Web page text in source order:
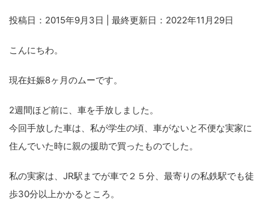
投稿日：2015年9月3日 | 最終更新日：2022年11月29日
こんにちわ。
現在妊娠8ヶ月のムーです。
2週間ほど前に、車を手放しました。
今回手放した車は、私が学生の頃、車がないと不便な実家に
住んでいた時に親の援助で買ったものでした。
私の実家は、JR駅までが車で２５分、最寄りの私鉄駅でも徒
歩30分以上かかるところ。